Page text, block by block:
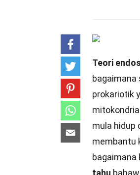
Teori
bagaimana
prokariotik
mula hidup
membantu
bagaimana
tahu